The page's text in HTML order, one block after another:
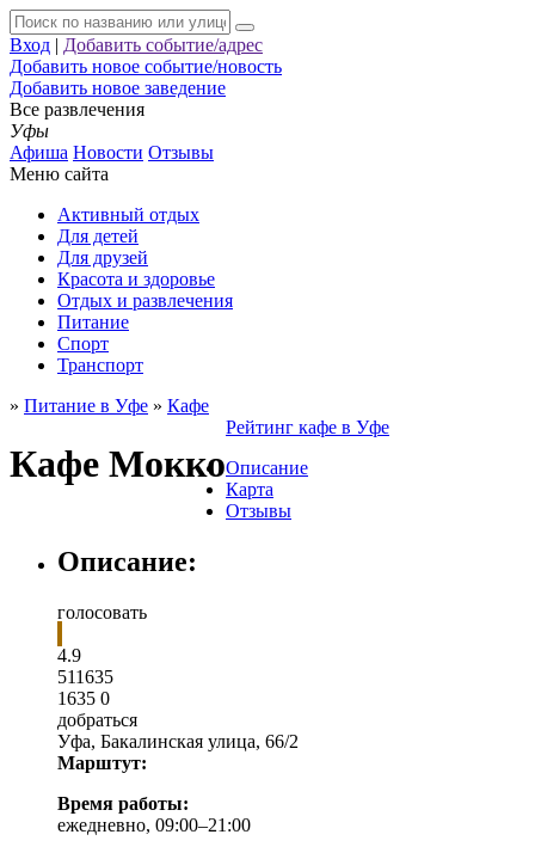
Вход | Добавить событие/адрес
Добавить новое событие/новость
Добавить новое заведение
Все развлечения
Уфы
Афиша Новости Отзывы
Меню сайта
Активный отдых
Для детей
Для друзей
Красота и здоровье
Отдых и развлечения
Питание
Спорт
Транспорт
» Питание в Уфе » Кафе
Кафе Мокко
Рейтинг кафе в Уфе
Описание
Карта
Отзывы
Описание:
голосовать
4.9
511635
1635 0
добраться
Уфа, Бакалинская улица, 66/2
Марштут:
Время работы:
ежедневно, 09:00–21:00